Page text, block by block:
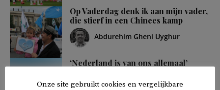
Op Vaderdag denk ik aan mijn vader,
die stierf in een Chinees kamp
Abdurehim Gheni Uyghur
‘Nederland is van ons allemaal’
Abderahmane Chrifi
Onze site gebruikt cookies en vergelijkbare